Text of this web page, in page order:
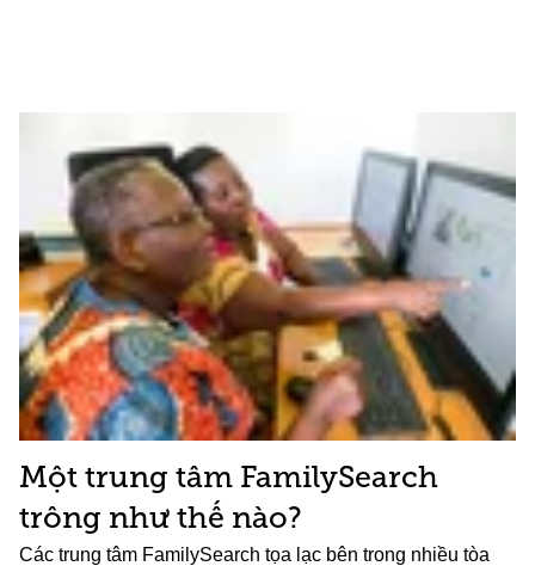
Một trung tâm FamilySearch
trông như thế nào?
Các trung tâm FamilySearch tọa lạc bên trong nhiều tòa